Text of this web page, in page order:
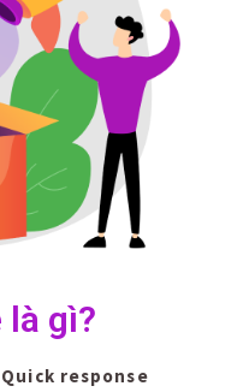
là gì?
Quick response